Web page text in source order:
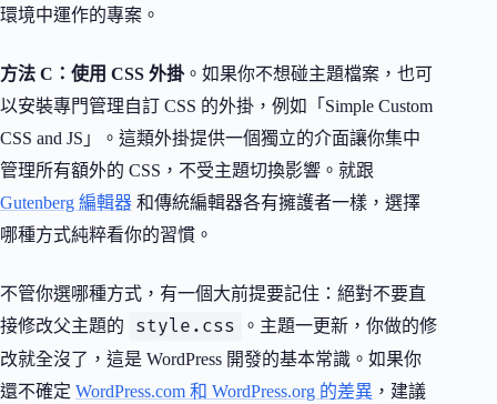
環境中運作的專案。
方法 C：使用 CSS 外掛。如果你不想碰主題檔案，也可
以安裝專門管理自訂 CSS 的外掛，例如「Simple Custom
CSS and JS」。這類外掛提供一個獨立的介面讓你集中
管理所有額外的 CSS，不受主題切換影響。就跟
Gutenberg 編輯器 和傳統編輯器各有擁護者一樣，選擇
哪種方式純粹看你的習慣。
不管你選哪種方式，有一個大前提要記住：絕對不要直
接修改父主題的
style.css
。主題一更新，你做的修
改就全沒了，這是 WordPress 開發的基本常識。如果你
還不確定 WordPress.com 和 WordPress.org 的差異 ，建議